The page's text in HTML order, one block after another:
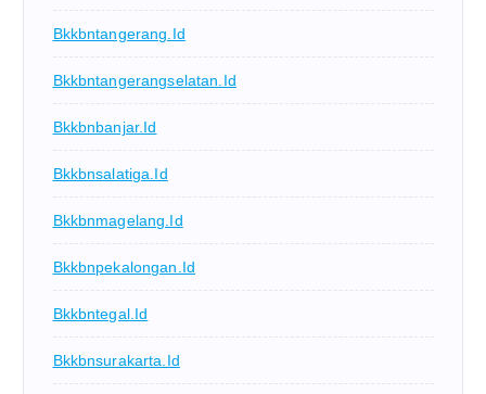
Bkkbntangerang.id
Bkkbntangerangselatan.id
Bkkbnbanjar.id
Bkkbnsalatiga.id
Bkkbnmagelang.id
Bkkbnpekalongan.id
Bkkbntegal.id
Bkkbnsurakarta.id